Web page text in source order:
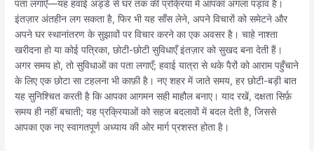
पता लगाएँ—यह हवाई अड्डे से घर तक की प्रक्रिया में आपका अगला पड़ाव है।
इंतज़ार अंतहीन लग सकता है, फिर भी यह साँस लेने, अपने विचारों को समेटने और
अपने घर स्थानांतरण के सुझावों पर विचार करने का एक अवसर है। चाहे नाश्ता
खरीदना हो या कोई पत्रिका, छोटी-छोटी सुविधाएँ इंतज़ार को सुखद बना देती हैं।
अगर समय हो, तो सुविधाओं का पता लगाएँ; हवाई यात्रा से थके पैरों को आराम पहुँचाने
के लिए एक छोटा सा टहलना भी काफ़ी है। नए शहर में जाते समय, हर छोटी-बड़ी बात
यह सुनिश्चित करती है कि आपका आगमन सही माहौल बनाए। याद रखें, दक्षता सिर्फ़
समय ही नहीं बचाती; यह प्रक्रियाओं को सहज बदलावों में बदल देती है, जिससे
आपका एक नए स्वागतपूर्ण अध्याय की ओर मार्ग प्रशस्त होता है।